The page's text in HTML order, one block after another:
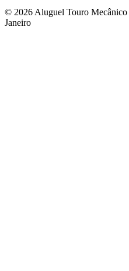
© 2026 Aluguel Touro Mecânico
Janeiro